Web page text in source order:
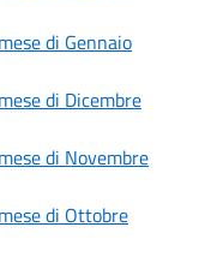
di Gennaio
di Dicembre
di Novembre
di Ottobre